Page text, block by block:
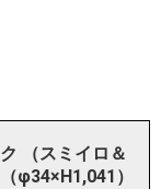
（スミイロ＆
φ34×H1,041）